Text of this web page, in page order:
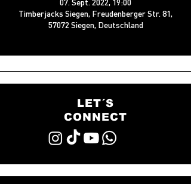
Timberjacks Siegen, Freudenberger Str. 81,
57072 Siegen, Deutschland
LET´S
CONNECT